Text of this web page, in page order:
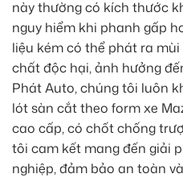
này thường có kích thước
nguy hiểm khi phanh gấp
liệu kém có thể phát ra
chất độc hại, ảnh hưởng
Phát Auto, chúng tôi luôn
lót sàn cắt theo form xe
cao cấp, có chốt chống
tôi cam kết mang đến giải
nghiệp, đảm bảo an toàn